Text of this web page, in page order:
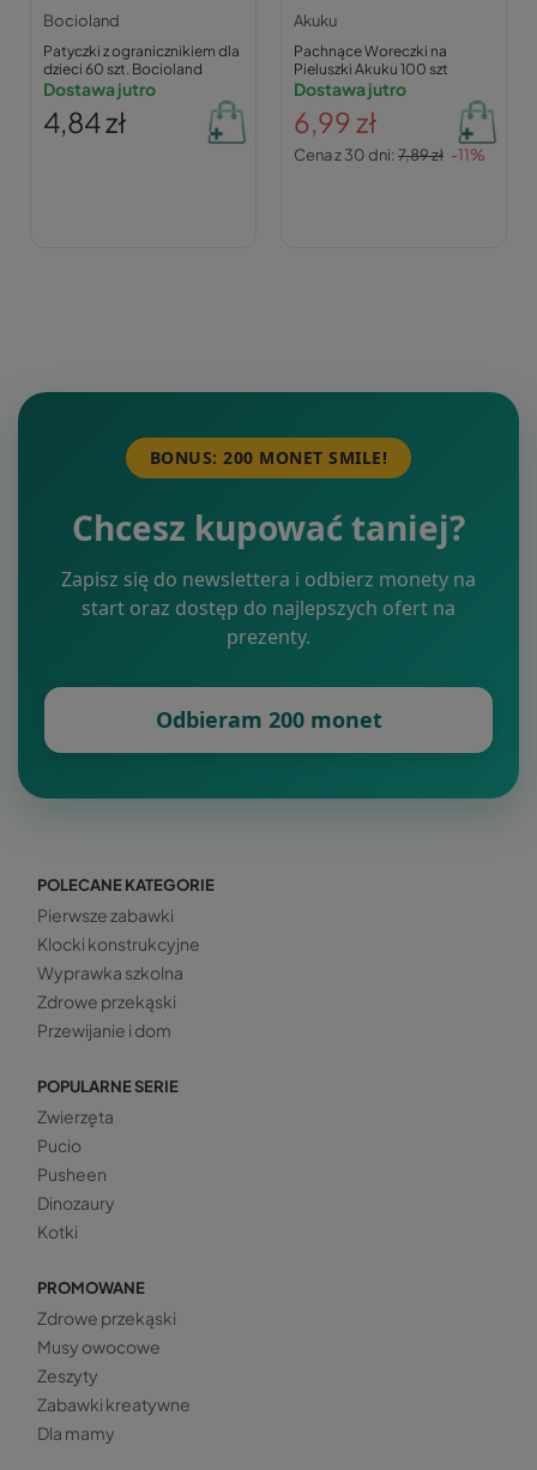
Bocioland
Patyczki z ogranicznikiem dla
dzieci 60 szt. Bocioland
Dostawa jutro
4,84 zł
Akuku
Pachnące Woreczki na
Pieluszki Akuku 100 szt
Dostawa jutro
6,99 zł
Cena z 30 dni:7,89 zł -11%
BONUS: 200 MONET SMILE!
Chcesz kupować taniej?
Zapisz się do newslettera i odbierz monety na
start oraz dostęp do najlepszych ofert na
prezenty.
Odbieram 200 monet
POLECANE KATEGORIE
Pierwsze zabawki
Klocki konstrukcyjne
Wyprawka szkolna
Zdrowe przekąski
Przewijanie i dom
POPULARNE SERIE
Zwierzęta
Pucio
Pusheen
Dinozaury
Kotki
PROMOWANE
Zdrowe przekąski
Musy owocowe
Zeszyty
Zabawki kreatywne
Dla mamy